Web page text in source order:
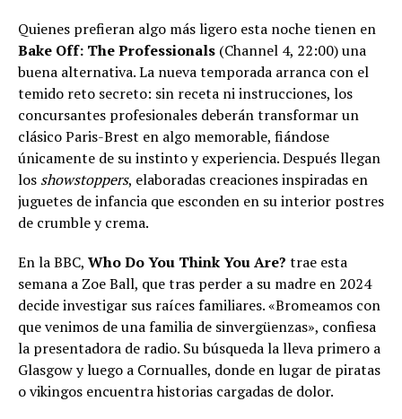
Quienes prefieran algo más ligero esta noche tienen en
Bake Off: The Professionals (Channel 4, 22:00) una
buena alternativa. La nueva temporada arranca con el
temido reto secreto: sin receta ni instrucciones, los
concursantes profesionales deberán transformar un
clásico Paris-Brest en algo memorable, fiándose
únicamente de su instinto y experiencia. Después llegan
los showstoppers, elaboradas creaciones inspiradas en
juguetes de infancia que esconden en su interior postres
de crumble y crema.
En la BBC, Who Do You Think You Are? trae esta
semana a Zoe Ball, que tras perder a su madre en 2024
decide investigar sus raíces familiares. «Bromeamos con
que venimos de una familia de sinvergüenzas», confiesa
la presentadora de radio. Su búsqueda la lleva primero a
Glasgow y luego a Cornualles, donde en lugar de piratas
o vikingos encuentra historias cargadas de dolor.